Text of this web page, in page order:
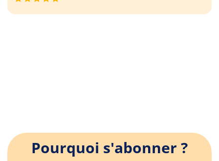
Pourquoi s'abonner ?